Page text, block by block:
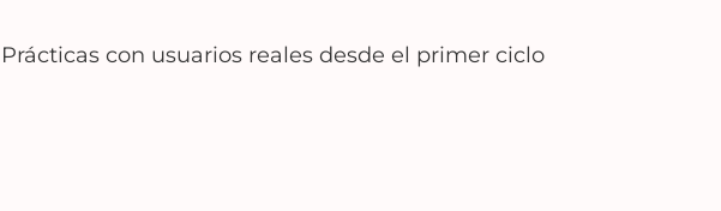
Prácticas con usuarios reales desde el primer ciclo